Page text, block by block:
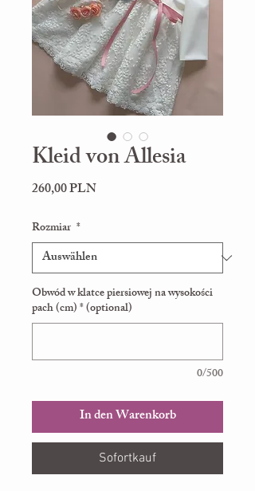
Kleid von Allesia
260,00 PLNPreis
Rozmiar *
Obwód w klatce piersiowej na wysokości
pach (cm) * (optional)
0/500
In den Warenkorb
Sofortkauf